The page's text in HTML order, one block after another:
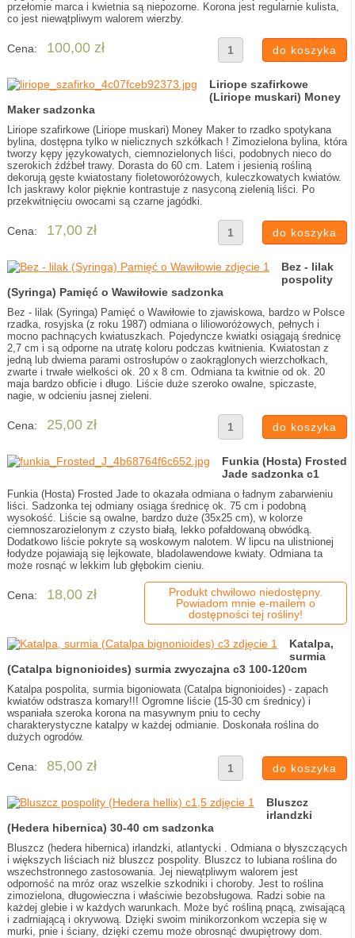
przełomie marca i kwietnia są niepozorne. Korona jest regularnie kulista,
co jest niewątpliwym walorem wierzby.
Cena: 100,00 zł
Liriope szafirkowe
(Liriope muskari) Money
Maker sadzonka
Liriope szafirkowe (Liriope muskari) Money Maker to rzadko spotykana
bylina, dostępna tylko w nielicznych szkółkach ! Zimozielona bylina, która
tworzy kępy językowatych, ciemnozielonych liści, podobnych nieco do
szerokich źdźbeł trawy. Dorasta do 60 cm. Latem i jesienią rośliną
dekorują gęste kwiatostany fioletoworóżowych, kuleczkowatych kwiatów.
Ich jaskrawy kolor pięknie kontrastuje z nasyconą zielenią liści. Po
przekwitnięciu owocami są czarne jagódki.
Cena: 17,00 zł
Bez - lilak
pospolity
(Syringa) Pamięć o Wawiłowie sadzonka
Bez - lilak (Syringa) Pamięć o Wawiłowie to zjawiskowa, bardzo w Polsce
rzadka, rosyjska (z roku 1987) odmiana o lilioworóżowych, pełnych i
mocno pachnących kwiatuszkach. Pojedyncze kwiatki osiągają średnicę
2,7 cm i są odporne na utratę koloru podczas kwitnienia. Kwiatostan z
jedną lub dwiema parami ostrosłupów o zaokrąglonych wierzchołkach,
zwarte i trwałe wielkości ok. 20 x 8 cm. Odmiana ta kwitnie od ok. 20
maja bardzo obficie i długo. Liście duże szeroko owalne, spiczaste,
nagie, w odcieniu jasnej zieleni.
Cena: 25,00 zł
Funkia (Hosta) Frosted
Jade sadzonka c1
Funkia (Hosta) Frosted Jade to okazała odmiana o ładnym zabarwieniu
liści. Sadzonka tej odmiany osiąga średnicę ok. 75 cm i podobną
wysokość. Liście są owalne, bardzo duże (35x25 cm), w kolorze
ciemnoszarozielonym z czysto białą, lekko pofałdowaną obwódką.
Dodatkowo liście pokryte są woskowym nalotem. W lipcu na ulistnionej
łodydze pojawiają się lejkowate, bladolawendowe kwiaty. Odmiana ta
może rosnąć w lekkim lub głębokim cieniu.
Cena: 18,00 zł
Produkt chwilowo niedostępny.
Powiadom mnie e-mailem o
dostępności tej rośliny!
Katalpa,
surmia
(Catalpa bignonioides) surmia zwyczajna c3 100-120cm
Katalpa pospolita, surmia bigoniowata (Catalpa bignonioides) - zapach
kwiatów odstrasza komary!!! Ogromne liście (15-30 cm średnicy) i
wspaniała szeroka korona na masywnym pniu to cechy
charakterystyczne katalpy w każdej odmianie. Doskonała roślina do
dużych ogrodów.
Cena: 85,00 zł
Bluszcz
irlandzki
(Hedera hibernica) 30-40 cm sadzonka
Bluszcz (hedera hibernica) irlandzki, atlantycki . Odmiana o błyszczących
i większych liściach niż bluszcz pospolity. Bluszcz to lubiana roślina do
wszechstronnego zastosowania. Jej niewątpliwym walorem jest
odporność na mróz oraz wszelkie szkodniki i choroby. Jest to roślina
zimozielona, długowieczna i właściwie bezobsługowa. Radzi sobie na
każdej glebie i w każdych warunkach. Może być rośliną pnącą, zwisającą
i zadrniającą i okrywową. Dzięki swoim minikorzonkom wczepia się w
murki, pnie i ściany, dzięki czemu może obrosnąć dwupiętrowy dom.